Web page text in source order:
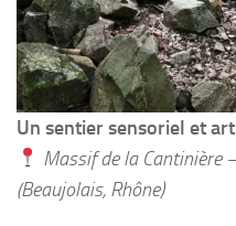
Un sentier sensoriel et
Massif de la Cantinière
(Beaujolais, Rhône)